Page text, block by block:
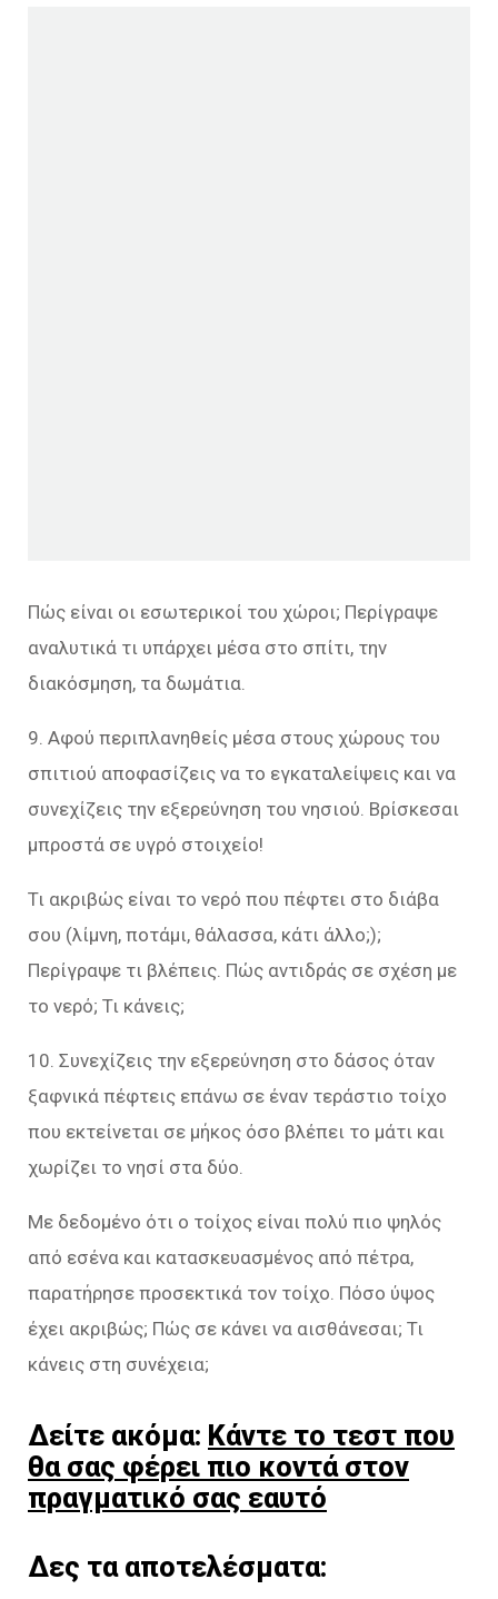
Πώς είναι οι εσωτερικοί του χώροι; Περίγραψε
αναλυτικά τι υπάρχει μέσα στο σπίτι, την
διακόσμηση, τα δωμάτια.
9. Αφού περιπλανηθείς μέσα στους χώρους του
σπιτιού αποφασίζεις να το εγκαταλείψεις και να
συνεχίζεις την εξερεύνηση του νησιού. Βρίσκεσαι
μπροστά σε υγρό στοιχείο!
Τι ακριβώς είναι το νερό που πέφτει στο διάβα
σου (λίμνη, ποτάμι, θάλασσα, κάτι άλλο;);
Περίγραψε τι βλέπεις. Πώς αντιδράς σε σχέση με
το νερό; Τι κάνεις;
10. Συνεχίζεις την εξερεύνηση στο δάσος όταν
ξαφνικά πέφτεις επάνω σε έναν τεράστιο τοίχο
που εκτείνεται σε μήκος όσο βλέπει το μάτι και
χωρίζει το νησί στα δύο.
Με δεδομένο ότι ο τοίχος είναι πολύ πιο ψηλός
από εσένα και κατασκευασμένος από πέτρα,
παρατήρησε προσεκτικά τον τοίχο. Πόσο ύψος
έχει ακριβώς; Πώς σε κάνει να αισθάνεσαι; Τι
κάνεις στη συνέχεια;
Δείτε ακόμα: Κάντε το τεστ που
θα σας φέρει πιο κοντά στον
πραγματικό σας εαυτό
Δες τα αποτελέσματα: